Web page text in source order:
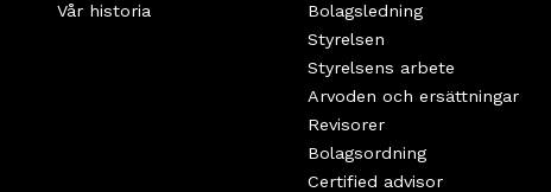
Vår historia
Bolagsledning
Styrelsen
Styrelsens arbete
Arvoden och ersättningar
Revisorer
Bolagsordning
Certified advisor